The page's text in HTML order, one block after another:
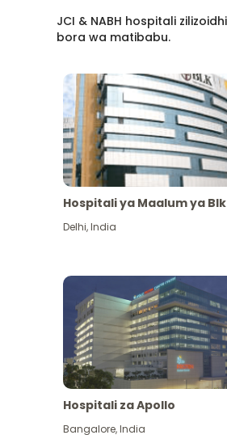
JCI & NABH hospitali
bora wa matibabu.
Hospitali ya Maalum ya
Delhi,India
Hospitali za Apollo
Bangalore,India